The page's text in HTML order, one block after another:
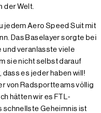
der Welt.
jedem Aero Speed Suit mit
Das Baselayer sorgte bei
und veranlasste viele
sie nicht selbst darauf
es jeder haben will!
von Radsportteams völlig
hätten wir es FTL-
schnellste Geheimnis ist